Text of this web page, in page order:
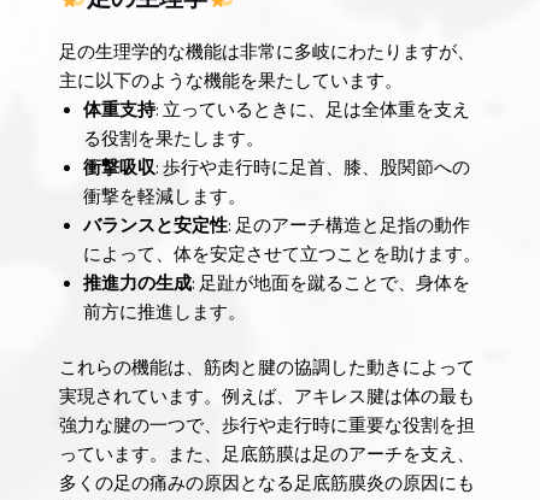
足の生理学的な機能は非常に多岐にわたりますが、
主に以下のような機能を果たしています。
体重支持: 立っているときに、足は全体重を支え
る役割を果たします。
衝撃吸収: 歩行や走行時に足首、膝、股関節への
衝撃を軽減します。
バランスと安定性: 足のアーチ構造と足指の動作
によって、体を安定させて立つことを助けます。
推進力の生成: 足趾が地面を蹴ることで、身体を
前方に推進します。
これらの機能は、筋肉と腱の協調した動きによって
実現されています。例えば、アキレス腱は体の最も
強力な腱の一つで、歩行や走行時に重要な役割を担
っています。また、足底筋膜は足のアーチを支え、
多くの足の痛みの原因となる足底筋膜炎の原因にも